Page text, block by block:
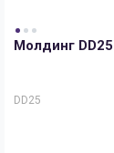
Молдинг DD25
DD25